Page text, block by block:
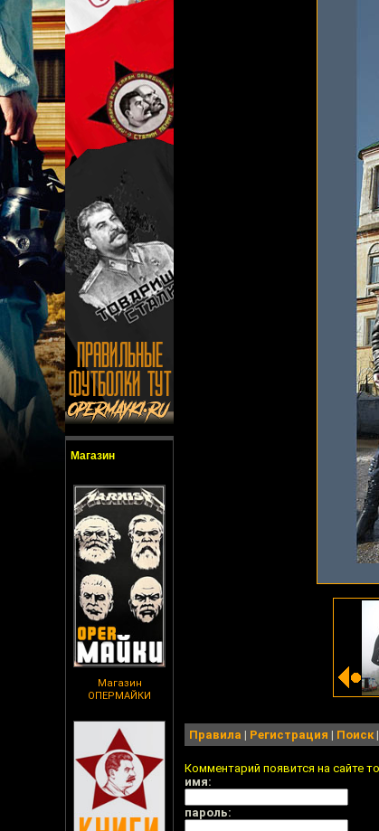
Магазин
Магазин
ОПЕРМАЙКИ
Правила | Регистрация | Поиск|
Комментарий появится на сайте
имя:
пароль: